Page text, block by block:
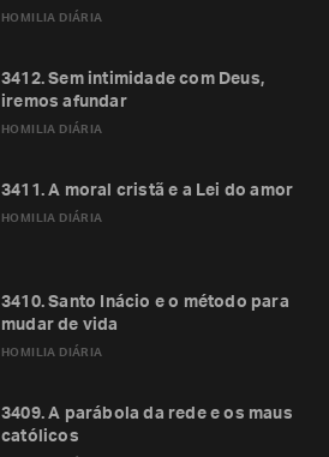
HOMILIA DIÁRIA
HOMILIA DIÁRIA
3412. Sem intimidade com Deus,
iremos afundar
HOMILIA DIÁRIA
3411. A moral cristã e a Lei do amor
HOMILIA DIÁRIA
3410. Santo Inácio e o método para
mudar de vida
3409. A parábola da rede e os maus
católicos